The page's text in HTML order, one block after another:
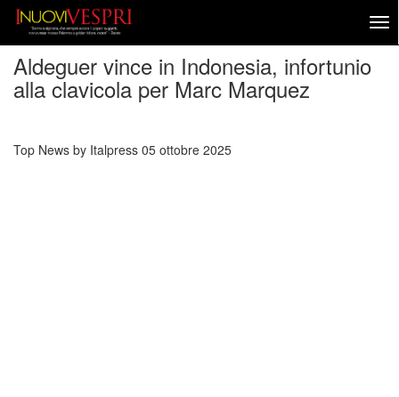
Aldeguer vince in Indonesia, infortunio
alla clavicola per Marc Marquez
Top News by Italpress 05 ottobre 2025